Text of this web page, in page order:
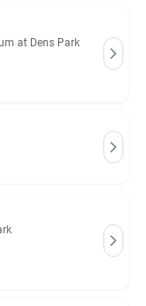
at Dens Park